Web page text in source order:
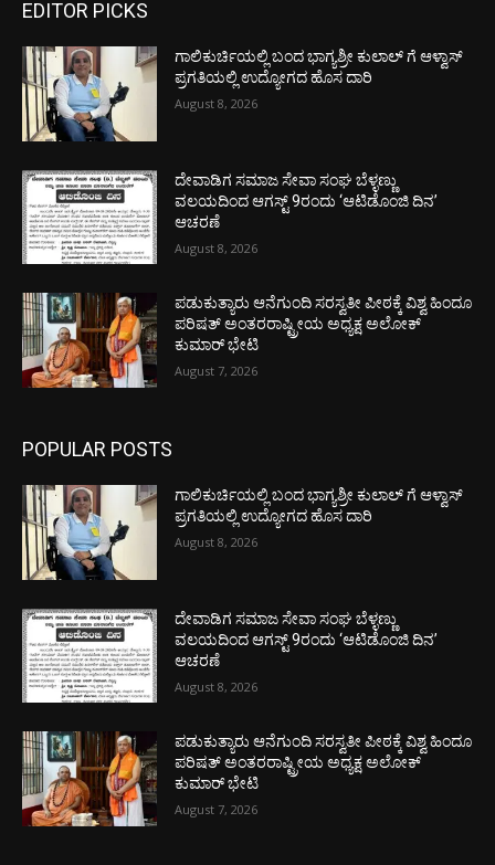
EDITOR PICKS
ಗಾಲಿಕುರ್ಚಿಯಲ್ಲಿ ಬಂದ ಭಾಗ್ಯಶ್ರೀ ಕುಲಾಲ್ ಗೆ ಆಳ್ವಾಸ್
ಪ್ರಗತಿಯಲ್ಲಿ ಉದ್ಯೋಗದ ಹೊಸ ದಾರಿ
August 8, 2026
ದೇವಾಡಿಗ ಸಮಾಜ ಸೇವಾ ಸಂಘ ಬೆಳ್ಳಣ್ಣು
ವಲಯದಿಂದ ಆಗಸ್ಟ್ 9ರಂದು ‘ಆಟಿಡೊಂಜಿ ದಿನ’
ಆಚರಣೆ
August 8, 2026
ಪಡುಕುತ್ಯಾರು ಆನೆಗುಂದಿ ಸರಸ್ವತೀ ಪೀಠಕ್ಕೆ ವಿಶ್ವ ಹಿಂದೂ
ಪರಿಷತ್ ಅಂತರರಾಷ್ಟ್ರೀಯ ಅಧ್ಯಕ್ಷ ಅಲೋಕ್
ಕುಮಾರ್ ಭೇಟಿ
August 7, 2026
POPULAR POSTS
ಗಾಲಿಕುರ್ಚಿಯಲ್ಲಿ ಬಂದ ಭಾಗ್ಯಶ್ರೀ ಕುಲಾಲ್ ಗೆ ಆಳ್ವಾಸ್
ಪ್ರಗತಿಯಲ್ಲಿ ಉದ್ಯೋಗದ ಹೊಸ ದಾರಿ
August 8, 2026
ದೇವಾಡಿಗ ಸಮಾಜ ಸೇವಾ ಸಂಘ ಬೆಳ್ಳಣ್ಣು
ವಲಯದಿಂದ ಆಗಸ್ಟ್ 9ರಂದು ‘ಆಟಿಡೊಂಜಿ ದಿನ’
ಆಚರಣೆ
August 8, 2026
ಪಡುಕುತ್ಯಾರು ಆನೆಗುಂದಿ ಸರಸ್ವತೀ ಪೀಠಕ್ಕೆ ವಿಶ್ವ ಹಿಂದೂ
ಪರಿಷತ್ ಅಂತರರಾಷ್ಟ್ರೀಯ ಅಧ್ಯಕ್ಷ ಅಲೋಕ್
ಕುಮಾರ್ ಭೇಟಿ
August 7, 2026